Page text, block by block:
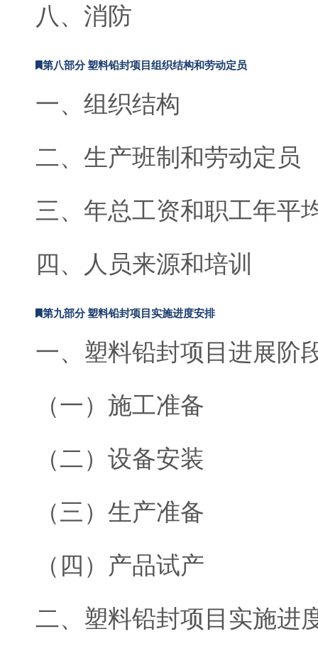
八、消防
第八部分 塑料铅封项目组织结构和劳动定员
一、组织结构
二、生产班制和劳动定员
三、年总工资和职工年平
四、人员来源和培训
第九部分 塑料铅封项目实施进度安排
一、塑料铅封项目进展阶
（一）施工准备
（二）设备安装
（三）生产准备
（四）产品试产
二、塑料铅封项目实施进